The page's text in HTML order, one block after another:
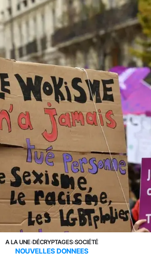
A LA UNE›DÉCRYPTAGES›SOCIÉTÉ
NOUVELLES DONNEES